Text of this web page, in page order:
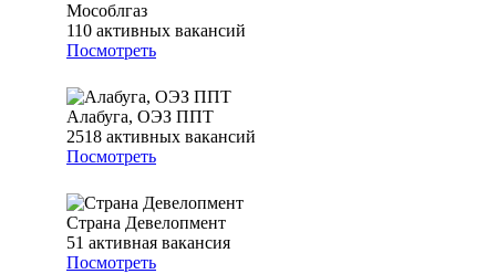
Мособлгаз
110 активных вакансий
Посмотреть
Алабуга, ОЭЗ ППТ
2518 активных вакансий
Посмотреть
Страна Девелопмент
51 активная вакансия
Посмотреть